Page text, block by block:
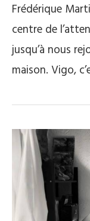
Frédérique
centre de
jusqu’à nous
maison. Vigo,